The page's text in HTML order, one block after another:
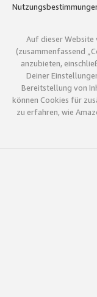
Auf dieser Website
(zusammenfassend
anzubieten,
Deiner
Bereitstellung von
können Cookies für
zu erfahren, wie